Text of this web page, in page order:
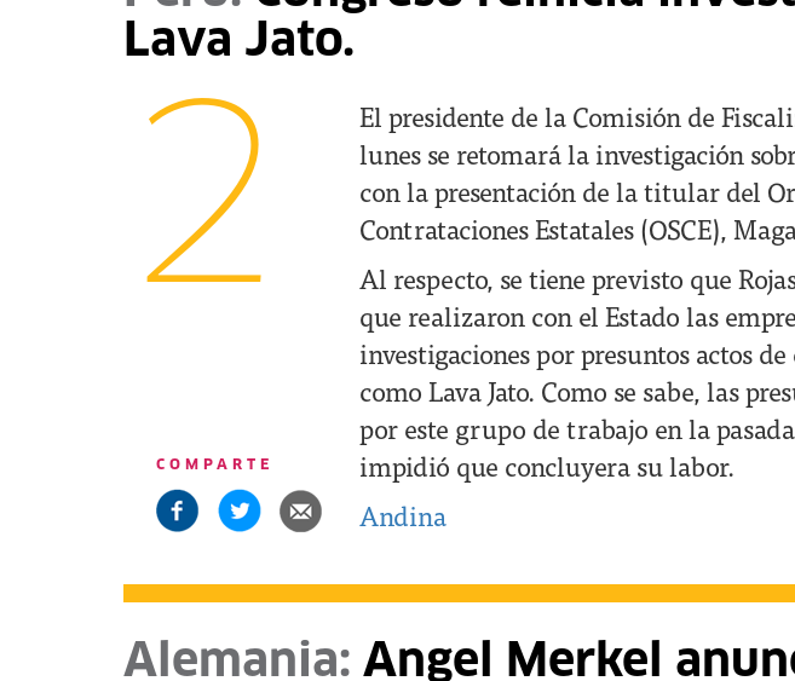
Lava Jato.
2
El presidente de la Comisión de
lunes se retomará la investigación
con la presentación de la titular del
Contrataciones Estatales (OSCE),
Al respecto, se tiene previsto que
que realizaron con el Estado las
investigaciones por presuntos actos
como Lava Jato. Como se sabe, las
por este grupo de trabajo en la
impidió que concluyera su labor.
Andina
COMPARTE
Alemania: Angel Merkel